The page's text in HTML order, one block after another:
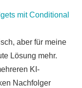
mit Conditional
aber für meine
Lösung mehr.
KI-
Nachfolger